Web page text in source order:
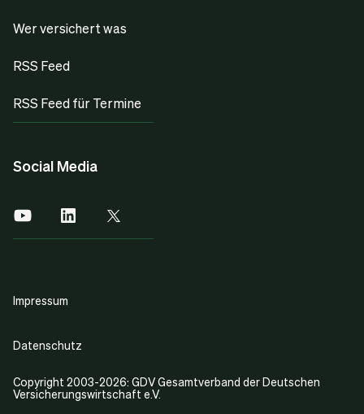
Wer versichert was
RSS Feed
RSS Feed für Termine
Social Media
Copyright 2003-2026: GDV Gesamtverband der Deutschen
Versicherungswirtschaft e.V.
Impressum
Datenschutz